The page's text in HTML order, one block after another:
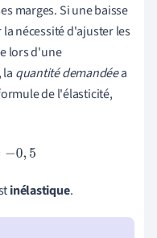
marges. Si une baisse
nécessité d'ajuster les
lors d'une
la quantité demandéea
de l'élasticité,
0,5
inélastique.